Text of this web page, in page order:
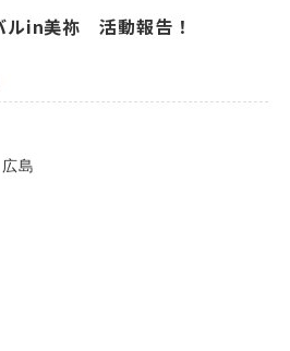
ルin美祢 活動報告！